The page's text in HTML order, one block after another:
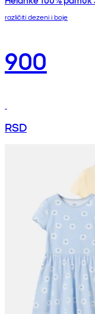
različiti dezeni i boje
900
RSD